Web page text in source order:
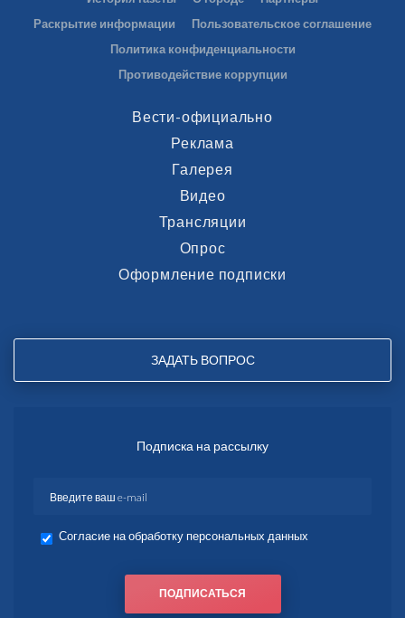
Раскрытие информации
Пользовательское соглашение
Политика конфиденциальности
Противодействие коррупции
Вести-официально
Реклама
Галерея
Видео
Трансляции
Опрос
Оформление подписки
ЗАДАТЬ ВОПРОС
Подписка на рассылку
Согласие на обработку персональных данных
ПОДПИСАТЬСЯ